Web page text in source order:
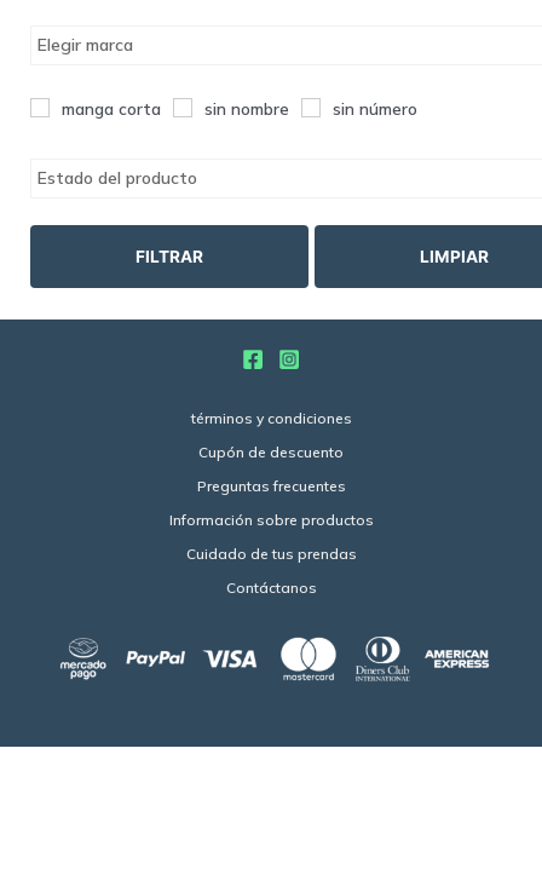
Elegir marca
manga corta sin nombre sin número
Estado del producto
FILTRAR LIMPIAR
términos y condiciones
Cupón de descuento
Preguntas frecuentes
Información sobre productos
Cuidado de tus prendas
Contáctanos